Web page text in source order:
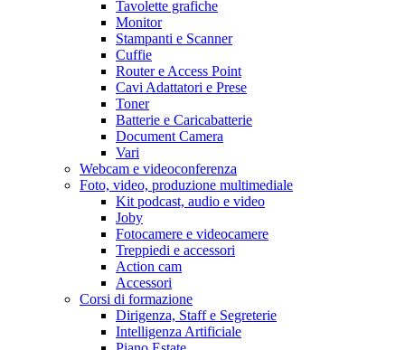
Tavolette grafiche
Monitor
Stampanti e Scanner
Cuffie
Router e Access Point
Cavi Adattatori e Prese
Toner
Batterie e Caricabatterie
Document Camera
Vari
Webcam e videoconferenza
Foto, video, produzione multimediale
Kit podcast, audio e video
Joby
Fotocamere e videocamere
Treppiedi e accessori
Action cam
Accessori
Corsi di formazione
Dirigenza, Staff e Segreterie
Intelligenza Artificiale